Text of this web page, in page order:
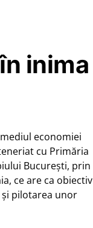
inima
economiei
cu Primăria
București, prin
ce are ca obiectiv
pilotarea unor